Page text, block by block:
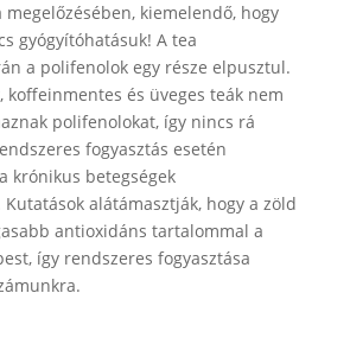
megelőzésében, kiemelendő, hogy
gyógyítóhatásuk! A tea
a polifenolok egy része elpusztul.
koffeinmentes és üveges teák nem
polifenolokat, így nincs rá
fogyasztás esetén
krónikus betegségek
alátámasztják, hogy a zöld
antioxidáns tartalommal a
így rendszeres fogyasztása